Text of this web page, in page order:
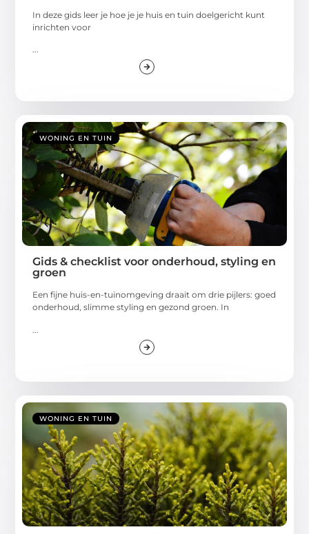
In deze gids leer je hoe je je huis en tuin doelgericht kunt
inrichten voor
...
WONING EN TUIN
Gids & checklist voor onderhoud, styling en
groen
Een fijne huis-en-tuinomgeving draait om drie pijlers: goed
onderhoud, slimme styling en gezond groen. In
WONING EN TUIN